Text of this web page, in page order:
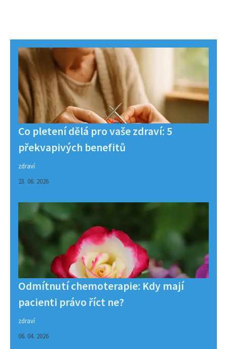
Co pletení dělá pro vaše zdraví: 5
překvapivých benefitů
zdraví
23. 06. 2026
Odmítnutí chemoterapie: Kdy mají
pacienti právo říct ne?
zdraví
06. 04. 2026